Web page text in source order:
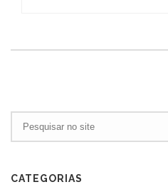
CATEGORIAS